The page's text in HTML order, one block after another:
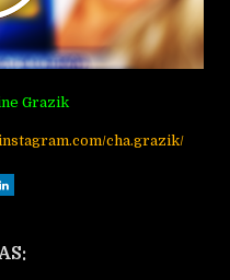
Grazik
cha.grazik/